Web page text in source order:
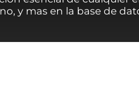
y mas en la base de